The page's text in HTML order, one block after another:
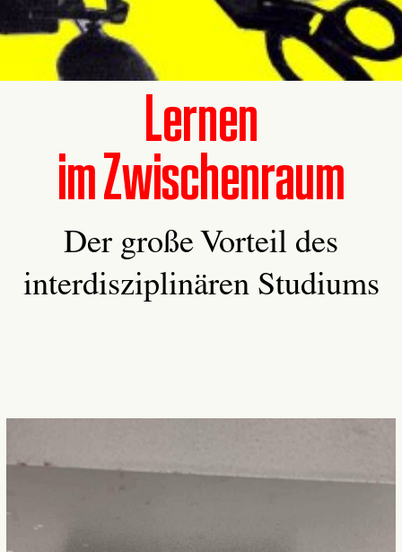
Lernen
im Zwischenraum
Der große Vorteil des
interdisziplinären Studiums